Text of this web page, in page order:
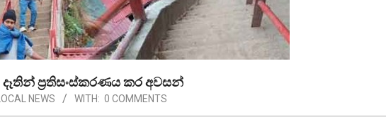
දෑතින් ප්‍රතිසංස්කරණය කර අවසන්
LOCAL NEWS WITH: 0 COMMENTS